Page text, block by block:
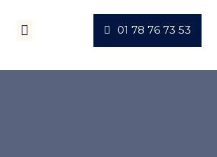
01 78 76 73 53